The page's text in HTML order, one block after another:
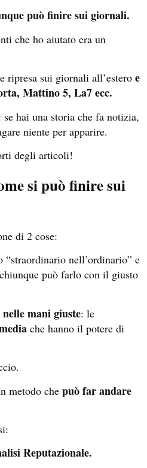
può finire sui giornali.
che ho aiutato era un
ripresa sui giornali all’estero e
Mattino 5, La7 ecc.
se hai una storia che fa notizia,
niente per apparire.
degli articoli!
si può finire sui
di 2 cose:
“straordinario nell’ordinario” e
può farlo con il giusto
mani giuste: le
che hanno il potere di
metodo che può far andare
Reputazionale.